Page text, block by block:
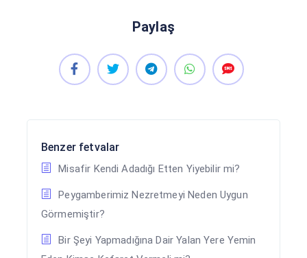
Paylaş
Benzer fetvalar
Misafir Kendi Adadığı Etten Yiyebilir mi?
Peygamberimiz Nezretmeyi Neden Uygun
Görmemiştir?
Bir Şeyi Yapmadığına Dair Yalan Yere Yemin